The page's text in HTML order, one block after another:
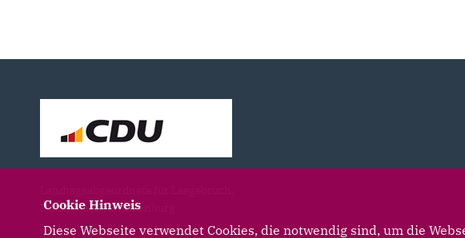
Liebenwalde, Oranienburg
Cookie Hinweis
Diese Webseite verwendet Cookies, die notwendig sind, um die